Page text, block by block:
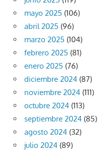
mayo 2025 (106)
abril 2025 (96)
marzo 2025 (104)
febrero 2025 (81)
enero 2025 (76)
diciembre 2024 (87)
noviembre 2024 (111)
octubre 2024 (113)
septiembre 2024 (85)
agosto 2024 (32)
julio 2024 (89)